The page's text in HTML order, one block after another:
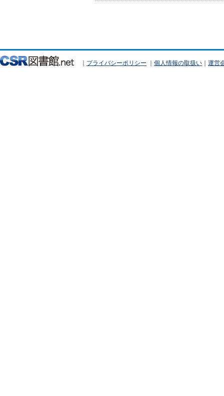
｜ プライバシーポリシー ｜ 個人情報の取扱い ｜ 運営